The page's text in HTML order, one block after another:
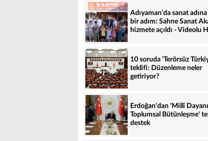
Adıyaman'da sanat
bir adım: Sahne Sanat
hizmete açıldı - Videolu
10 soruda ‘Terörsüz
teklifi: Düzenleme neler
getiriyor?
Erdoğan'dan 'Millî
Toplumsal Bütünleşme'
destek